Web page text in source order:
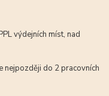
výdejních míst, nad
nejpozději do 2 pracovních